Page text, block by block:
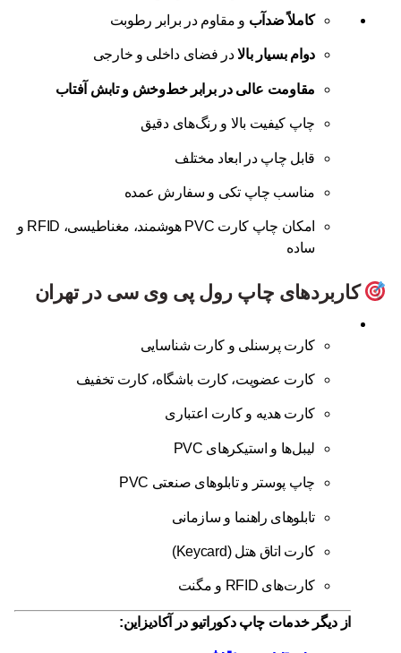
کاملاً ضدآب و مقاوم در برابر رطوبت
دوام بسیار بالادر فضای داخلی و خارجی
مقاومت عالی در برابر خط‌وخش و تابش آفتاب
چاپ کیفیت بالا و رنگ‌های دقیق
قابل چاپ در ابعاد مختلف
مناسب چاپ تکی و سفارش عمده
امکان چاپ کارت PVC هوشمند، مغناطیسی، RFID و
ساده
کاربردهای چاپ رول پی وی سی در تهران
کارت پرسنلی و کارت شناسایی
کارت عضویت، کارت باشگاه، کارت تخفیف
کارت هدیه و کارت اعتباری
لیبل‌ها و استیکرهای PVC
چاپ پوستر و تابلوهای صنعتی PVC
تابلوهای راهنما و سازمانی
کارت اتاق هتل (Keycard)
کارت‌های RFID و مگنت
از دیگر خدمات چاپ دکوراتیو در آکادیزاین: